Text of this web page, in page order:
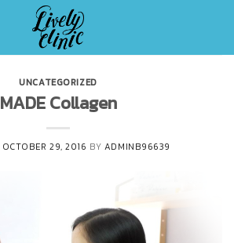
UNCATEGORIZED
MADE Collagen
OCTOBER 29, 2016 BY ADMINB96639